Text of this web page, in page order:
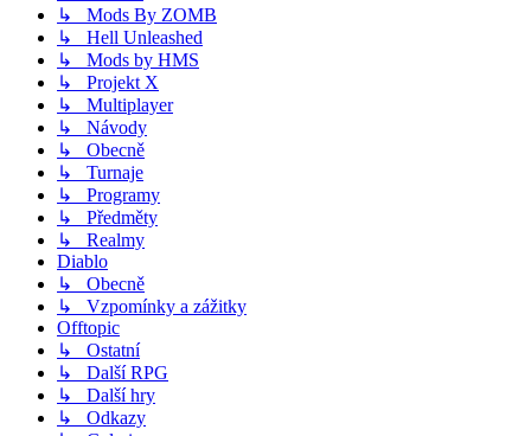
↳ Mods By ZOMB
↳ Hell Unleashed
↳ Mods by HMS
↳ Projekt X
↳ Multiplayer
↳ Návody
↳ Obecně
↳ Turnaje
↳ Programy
↳ Předměty
↳ Realmy
Diablo
↳ Obecně
↳ Vzpomínky a zážitky
Offtopic
↳ Ostatní
↳ Další RPG
↳ Další hry
↳ Odkazy